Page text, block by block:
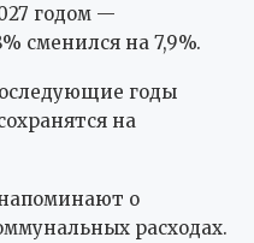
годом —
сменился на 7,9%.
годы
на
о
расходах.